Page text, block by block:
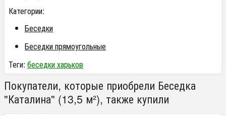
Категории:
Беседки
Беседки прямоугольные
Теги: беседки харьков
Покупатели, которые приобрели Беседка
"Каталина" (13,5 м²), также купили